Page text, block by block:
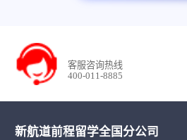
客服咨询热线
400-011-8885
新航道前程留学全国分公司